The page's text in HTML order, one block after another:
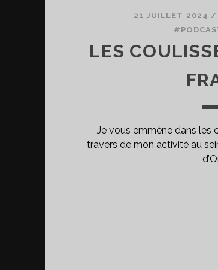
21 JUILLET 2024 /
LES
Je vous emmène dans les
travers de mon activité au